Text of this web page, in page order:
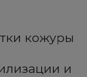
кожуры
и